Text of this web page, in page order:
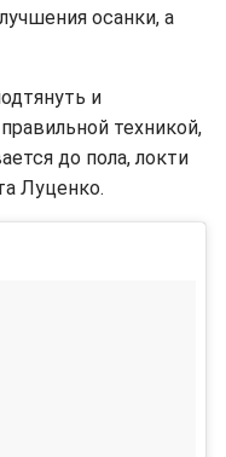
осанки, а
и
техникой,
до пола, локти
Луценко.